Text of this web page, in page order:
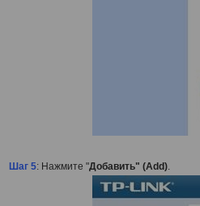
Шаг 5: Нажмите "Добавить" (Add).